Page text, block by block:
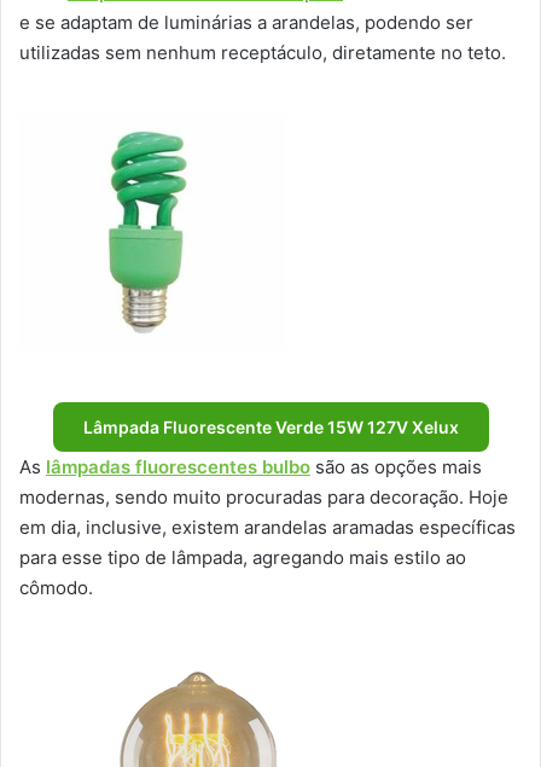
e se adaptam de luminárias a arandelas, podendo ser
utilizadas sem nenhum receptáculo, diretamente no teto.
Lâmpada Fluorescente Verde 15W 127V Xelux
As lâmpadas fluorescentes bulbo são as opções mais
modernas, sendo muito procuradas para decoração. Hoje
em dia, inclusive, existem arandelas aramadas específicas
para esse tipo de lâmpada, agregando mais estilo ao
cômodo.